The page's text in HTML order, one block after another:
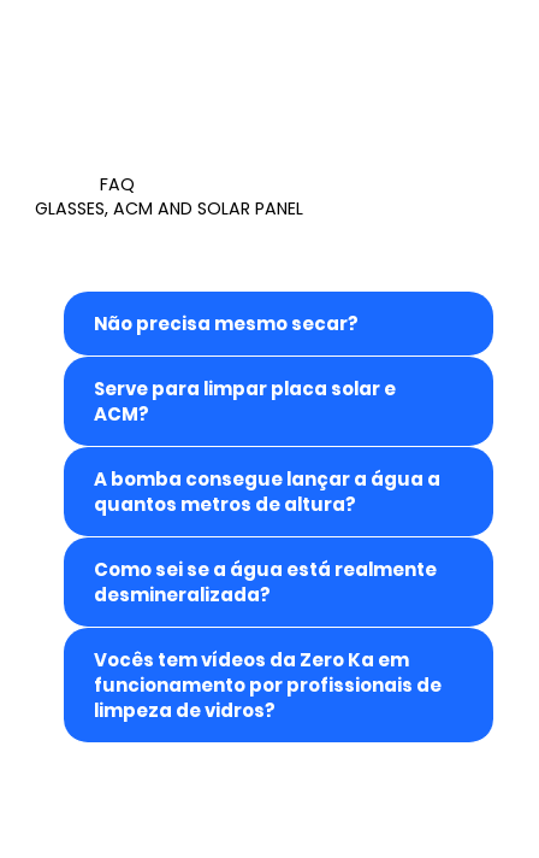
FAQ
GLASSES, ACM AND SOLAR PANEL
Não precisa mesmo secar?
Serve para limpar placa solar e
ACM?
A bomba consegue lançar a água a
quantos metros de altura?
Como sei se a água está realmente
desmineralizada?
Vocês tem vídeos da Zero Ka em
funcionamento por profissionais de
limpeza de vidros?